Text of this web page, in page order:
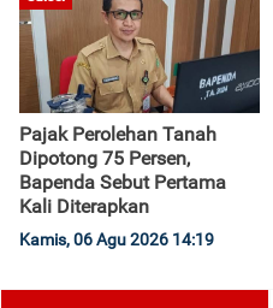
Pajak Perolehan Tanah
Dipotong 75 Persen,
Bapenda Sebut Pertama
Kali Diterapkan
Kamis, 06 Agu 2026 14:19